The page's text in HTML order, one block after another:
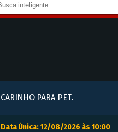
CARINHO PARA PET.
Data Única: 12/08/2026 às 10:00